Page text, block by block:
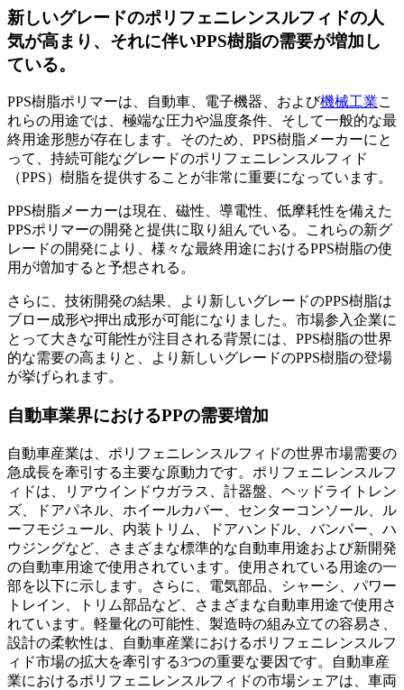
新しいグレードのポリフェニレンスルフィドの人
気が高まり、それに伴いPPS樹脂の需要が増加し
ている。
PPS樹脂ポリマーは、自動車、電子機器、および機械工業こ
れらの用途では、極端な圧力や温度条件、そして一般的な最
終用途形態が存在します。そのため、PPS樹脂メーカーにと
って、持続可能なグレードのポリフェニレンスルフィド
（PPS）樹脂を提供することが非常に重要になっています。
PPS樹脂メーカーは現在、磁性、導電性、低摩耗性を備えた
PPSポリマーの開発と提供に取り組んでいる。これらの新グ
レードの開発により、様々な最終用途におけるPPS樹脂の使
用が増加すると予想される。
さらに、技術開発の結果、より新しいグレードのPPS樹脂は
ブロー成形や押出成形が可能になりました。市場参入企業に
とって大きな可能性が注目される背景には、PPS樹脂の世界
的な需要の高まりと、より新しいグレードのPPS樹脂の登場
が挙げられます。
自動車業界におけるPPの需要増加
自動車産業は、ポリフェニレンスルフィドの世界市場需要の
急成長を牽引する主要な原動力です。ポリフェニレンスルフ
ィドは、リアウインドウガラス、計器盤、ヘッドライトレン
ズ、ドアパネル、ホイールカバー、センターコンソール、ル
ーフモジュール、内装トリム、ドアハンドル、バンパー、ハ
ウジングなど、さまざまな標準的な自動車用途および新開発
の自動車用途で使用されています。使用されている用途の一
部を以下に示します。さらに、電気部品、シャーシ、パワー
トレイン、トリム部品など、さまざまな自動車用途で使用さ
れています。軽量化の可能性、製造時の組み立ての容易さ、
設計の柔軟性は、自動車産業におけるポリフェニレンスルフ
ィド市場の拡大を牽引する3つの重要な要因です。自動車産
業におけるポリフェニレンスルフィドの市場シェアは、車両